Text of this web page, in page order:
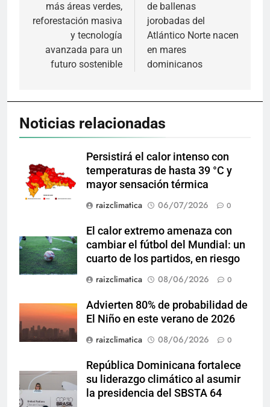
entradas
más áreas verdes,
reforestación masiva
y tecnología
avanzada para un
futuro sostenible
de ballenas
jorobadas del
Atlántico Norte nacen
en mares
dominicanos
Noticias relacionadas
Persistirá el calor intenso con
temperaturas de hasta 39 °C y
mayor sensación térmica
raizclimatica
06/07/2026 0
El calor extremo amenaza con
cambiar el fútbol del Mundial: un
cuarto de los partidos, en riesgo
raizclimatica
08/06/2026 0
Advierten 80% de probabilidad de
El Niño en este verano de 2026
raizclimatica
08/06/2026 0
República Dominicana fortalece
su liderazgo climático al asumir
la presidencia del SBSTA 64